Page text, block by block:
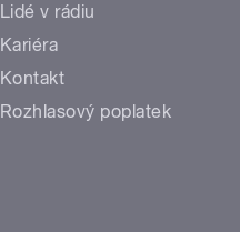
Lidé v rádiu
Kariéra
Kontakt
Rozhlasový poplatek